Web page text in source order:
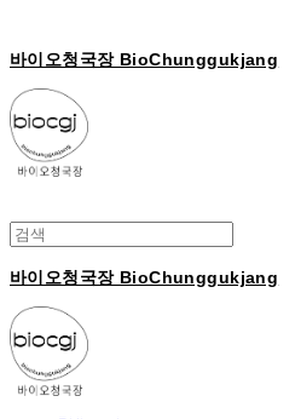
바이오청국장 BioChunggukjang
바이오청국장 BioChunggukjang